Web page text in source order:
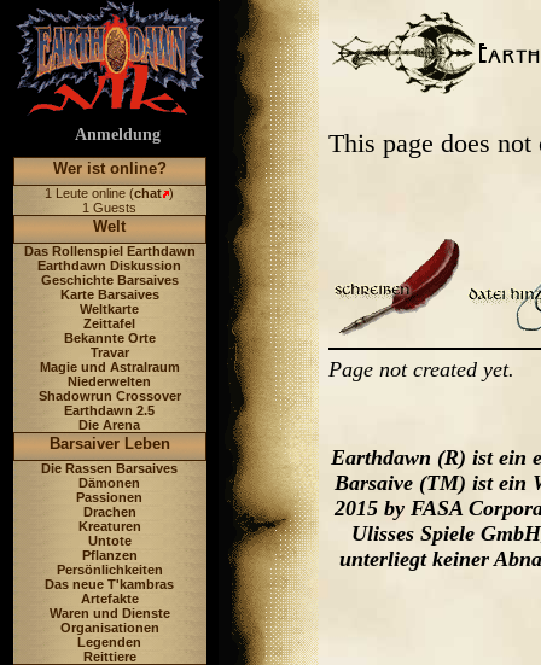
Anmeldung
Wer ist online?
1 Leute online (chat )
1 Guests
Welt
Das Rollenspiel Earthdawn
Earthdawn Diskussion
Geschichte Barsaives
Karte Barsaives
Weltkarte
Zeittafel
Bekannte Orte
Travar
Magie und Astralraum
Niederwelten
Shadowrun Crossover
Earthdawn 2.5
Die Arena
Barsaiver Leben
Die Rassen Barsaives
Dämonen
Passionen
Drachen
Kreaturen
Untote
Pflanzen
Persönlichkeiten
Das neue T'kambras
Artefakte
Waren und Dienste
Organisationen
Legenden
Reittiere
This page does
Page not created yet.
Earthdawn (R) ist ein
Barsaive (TM) ist ein
2015 by FASA
Ulisses Spiele
unterliegt keiner